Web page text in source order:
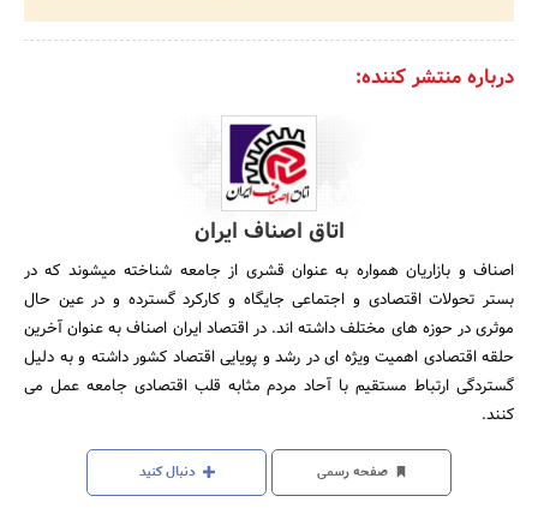
درباره منتشر کننده:
اتاق اصناف ایران
اصناف و بازاریان همواره به عنوان قشری از جامعه شناخته میشوند که در
بستر تحولات اقتصادی و اجتماعی جایگاه و کارکرد گسترده و در عین حال
موثری در حوزه های مختلف داشته اند. در اقتصاد ایران اصناف به عنوان آخرین
حلقه اقتصادی اهمیت ویژه ای در رشد و پویایی اقتصاد کشور داشته و به دلیل
گستردگی ارتباط مستقیم با آحاد مردم مثابه قلب اقتصادی جامعه عمل می
کنند.
صفحه رسمی دنبال کنید